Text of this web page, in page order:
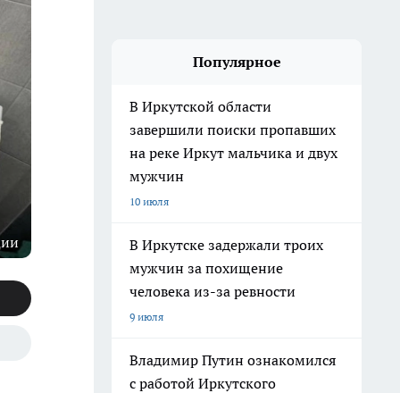
Популярное
В Иркутской области
завершили поиски пропавших
на реке Иркут мальчика и двух
мужчин
10 июля
В Иркутске задержали троих
мужчин за похищение
человека из-за ревности
9 июля
Владимир Путин ознакомился
с работой Иркутского